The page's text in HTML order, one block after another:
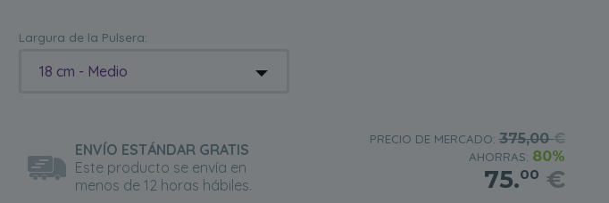
Largura de la Pulsera:
18 cm - Medio
ENVÍO ESTÁNDAR GRATIS
Este producto se envía en
menos de 12 horas hábiles.
PRECIO DE MERCADO:375,00€
AHORRAS: 80%
75.00 €